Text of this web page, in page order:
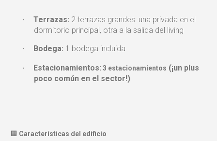
· Terrazas: 2 terrazas grandes: una privada en el
dormitorio principal, otra a la salida del living
· Bodega: 1 bodega incluida
· Estacionamientos: 3 estacionamientos (¡un plus
poco común en el sector!)
🏢 Características del edificio